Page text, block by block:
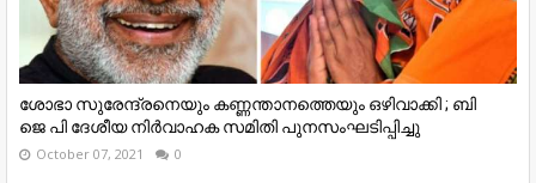
ശോഭാ സുരേന്ദ്രനെയും കണ്ണന്താനത്തെയും ഒഴിവാക്കി ; ബി
ജെ പി ദേശീയ നിര്‍വാഹക സമിതി പുനസംഘടിപ്പിച്ചു
October 07, 2021 0